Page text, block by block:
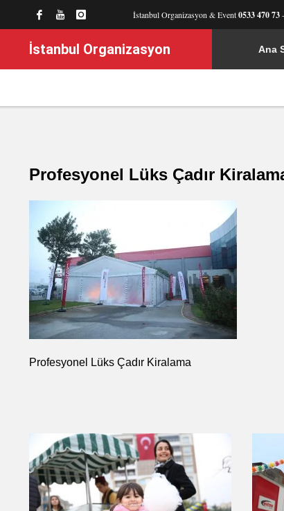
İstanbul Organizasyon & Event0533 470 73
İstanbul Organizasyon Ana
Profesyonel Lüks Çadır
Profesyonel Lüks Çadır Kiralama